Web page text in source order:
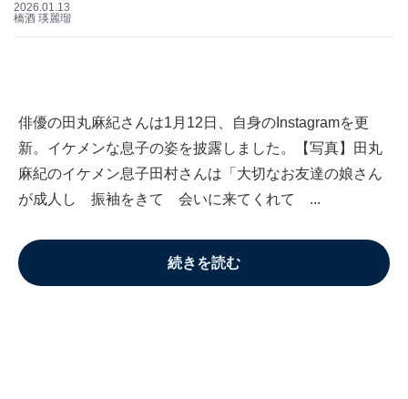
2026.01.13
橋酒 瑛麗瑠
俳優の田丸麻紀さんは1月12日、自身のInstagramを更
新。イケメンな息子の姿を披露しました。【写真】田丸
麻紀のイケメン息子田村さんは「大切なお友達の娘さん
が成人し 振袖をきて 会いに来てくれて ...
続きを読む